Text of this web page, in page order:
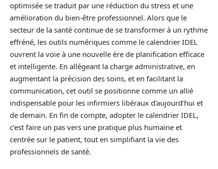
optimisée se traduit par une réduction du stress et une
amélioration du bien-être professionnel. Alors que le
secteur de la santé continue de se transformer à un rythme
effréné, les outils numériques comme le calendrier IDEL
ouvrent la voie à une nouvelle ère de planification efficace
et intelligente. En allégeant la charge administrative, en
augmentant la précision des soins, et en facilitant la
communication, cet outil se positionne comme un allié
indispensable pour les infirmiers libéraux d’aujourd’hui et
de demain. En fin de compte, adopter le calendrier IDEL,
c’est faire un pas vers une pratique plus humaine et
centrée sur le patient, tout en simplifiant la vie des
professionnels de santé.